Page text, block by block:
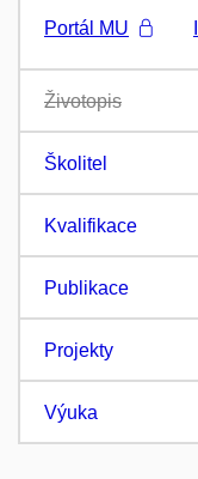
Portál MU
Životopis
Školitel
Kvalifikace
Publikace
Projekty
Výuka